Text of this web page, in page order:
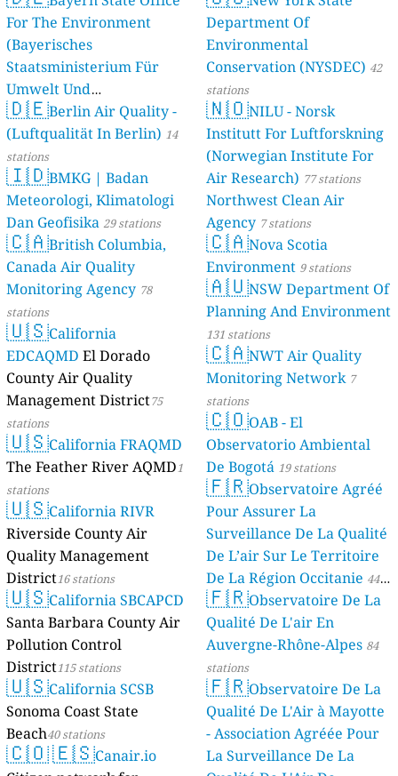
For The Environment
(Bayerisches
Staatsministerium Für
Umwelt Und
Verbraucherschutz) - LfU
46 stations
🇩🇪Berlin Air Quality -
(Luftqualität In Berlin) 14
stations
🇮🇩BMKG | Badan
Meteorologi, Klimatologi
Dan Geofisika 29 stations
🇨🇦British Columbia,
Canada Air Quality
Monitoring Agency 78
stations
🇺🇸California
EDCAQMD El Dorado
County Air Quality
Management District75
stations
🇺🇸California FRAQMD
The Feather River AQMD1
stations
🇺🇸California RIVR
Riverside County Air
Quality Management
District16 stations
🇺🇸California SBCAPCD
Santa Barbara County Air
Pollution Control
District115 stations
🇺🇸California SCSB
Sonoma Coast State
Beach40 stations
🇨🇴🇪🇸Canair.io
Department Of
Environmental
Conservation (NYSDEC) 42
stations
🇳🇴NILU - Norsk
Institutt For Luftforskning
(Norwegian Institute For
Air Research) 77 stations
Northwest Clean Air
Agency 7 stations
🇨🇦Nova Scotia
Environment 9 stations
🇦🇺NSW Department Of
Planning And Environment
131 stations
🇨🇦NWT Air Quality
Monitoring Network 7
stations
🇨🇴OAB - El
Observatorio Ambiental
De Bogotá 19 stations
🇫🇷Observatoire Agréé
Pour Assurer La
Surveillance De La Qualité
De L’air Sur Le Territoire
De La Région Occitanie 44
stations
🇫🇷Observatoire De La
Qualité De L'air En
Auvergne-Rhône-Alpes 84
stations
🇫🇷Observatoire De La
Qualité De L'Air à Mayotte
- Association Agréée Pour
La Surveillance De La